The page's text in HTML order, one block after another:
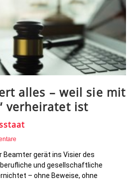
alles – weil sie mit
verheiratet ist
Beamter gerät ins Visier des
und gesellschaftliche
– ohne Beweise, ohne